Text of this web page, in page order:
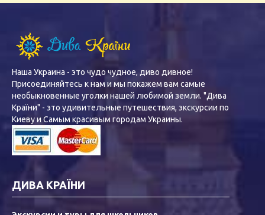
Наша Украина - это чудо чудное, диво дивное!
Присоединяйтесь к нам и мы покажем вам самые
необыкновенные уголки нашей любимой земли. "Дива
Країни" - это удивительные путешествия, экскурсии по
Киеву и Самым красивым городам Украины.
ДИВА КРАЇНИ